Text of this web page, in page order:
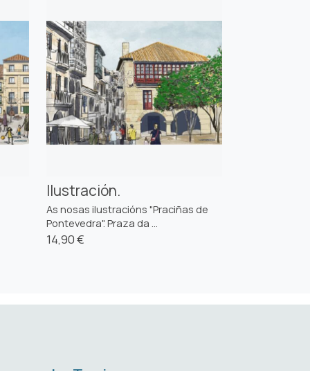
Ilustración.
As nosas ilustracións "Praciñas de
Pontevedra". Praza da ...
14,90 €